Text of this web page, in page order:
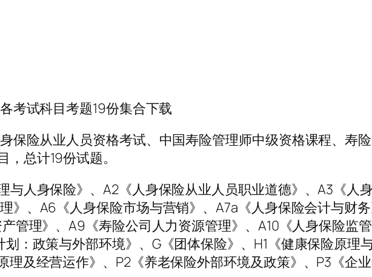
考试科目考题19份集合下载
保险从业人员资格考试、中国寿险管理师中级资格课程、寿
总计19份试题。
与人身保险》、A2《人身保险从业人员职业道德》、A3《人
》、A6《人身保险市场与营销》、A7a《人身保险会计与财
管理》、A9《寿险公司人力资源管理》、A10《人身保险监
划：政策与外部环境》、G《团体保险》、H1《健康保险原理
理及经营运作》、P2《养老保险外部环境及政策》、P3《企业